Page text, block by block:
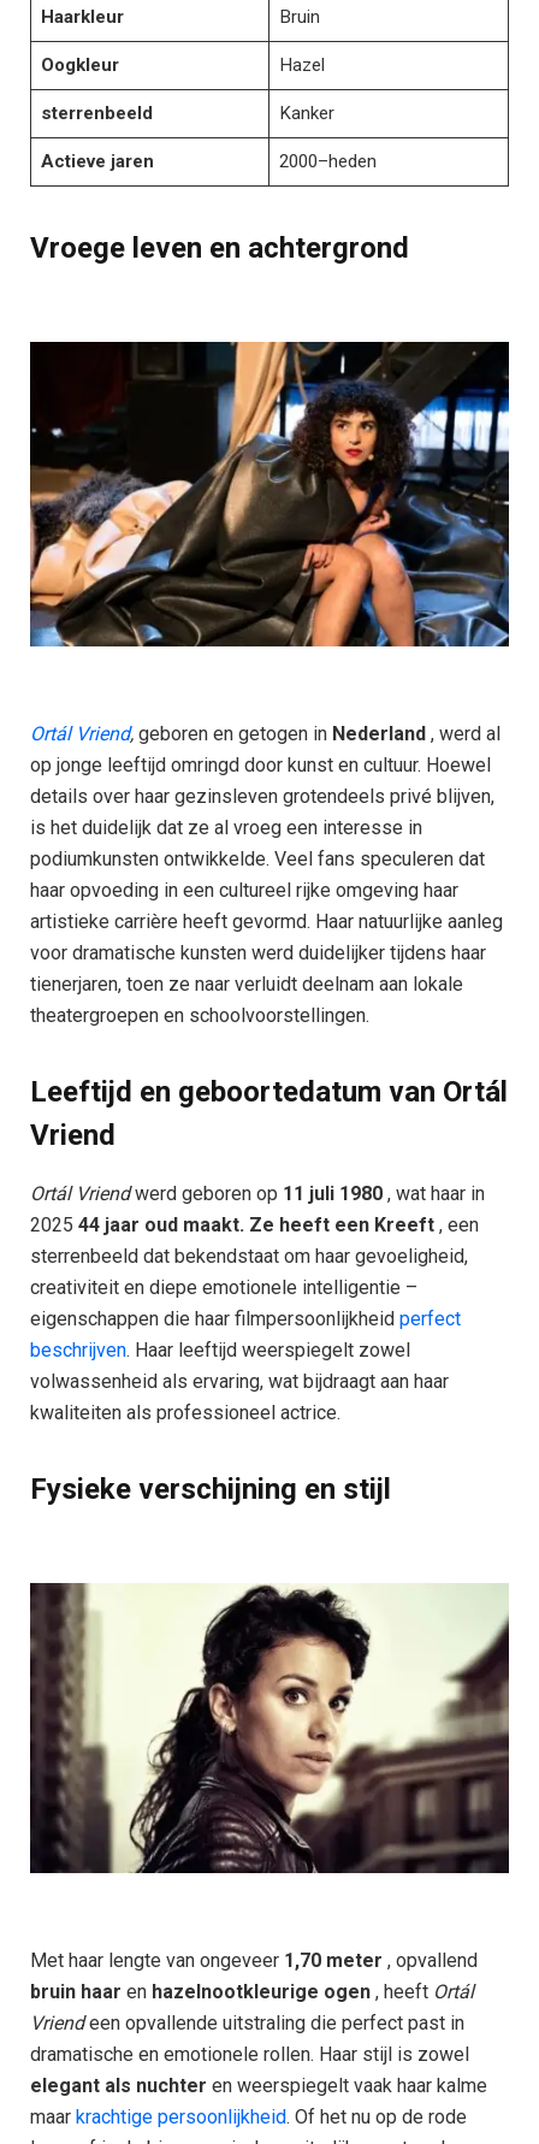
Haarkleur Bruin
Oogkleur Hazel
sterrenbeeld Kanker
Actieve jaren 2000–heden
Vroege leven en achtergrond
Ortál Vriend, geboren en getogen in Nederland , werd al
op jonge leeftijd omringd door kunst en cultuur. Hoewel
details over haar gezinsleven grotendeels privé blijven,
is het duidelijk dat ze al vroeg een interesse in
podiumkunsten ontwikkelde. Veel fans speculeren dat
haar opvoeding in een cultureel rijke omgeving haar
artistieke carrière heeft gevormd. Haar natuurlijke aanleg
voor dramatische kunsten werd duidelijker tijdens haar
tienerjaren, toen ze naar verluidt deelnam aan lokale
theatergroepen en schoolvoorstellingen.
Leeftijd en geboortedatum van Ortál
Vriend
Ortál Vriendwerd geboren op 11 juli 1980 , wat haar in
2025 44 jaar oud maakt. Ze heeft een Kreeft , een
sterrenbeeld dat bekendstaat om haar gevoeligheid,
creativiteit en diepe emotionele intelligentie –
eigenschappen die haar filmpersoonlijkheid perfect
beschrijven. Haar leeftijd weerspiegelt zowel
volwassenheid als ervaring, wat bijdraagt ​​aan haar
kwaliteiten als professioneel actrice.
Fysieke verschijning en stijl
Met haar lengte van ongeveer 1,70 meter , opvallend
bruin haar en hazelnootkleurige ogen , heeft Ortál
Vriendeen opvallende uitstraling die perfect past in
dramatische en emotionele rollen. Haar stijl is zowel
elegant als nuchter en weerspiegelt vaak haar kalme
maar krachtige persoonlijkheid. Of het nu op de rode